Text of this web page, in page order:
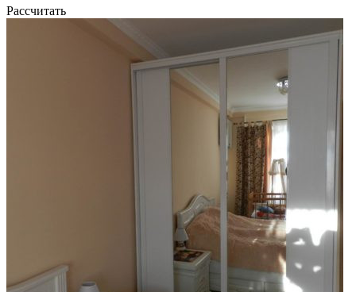
Рассчитать